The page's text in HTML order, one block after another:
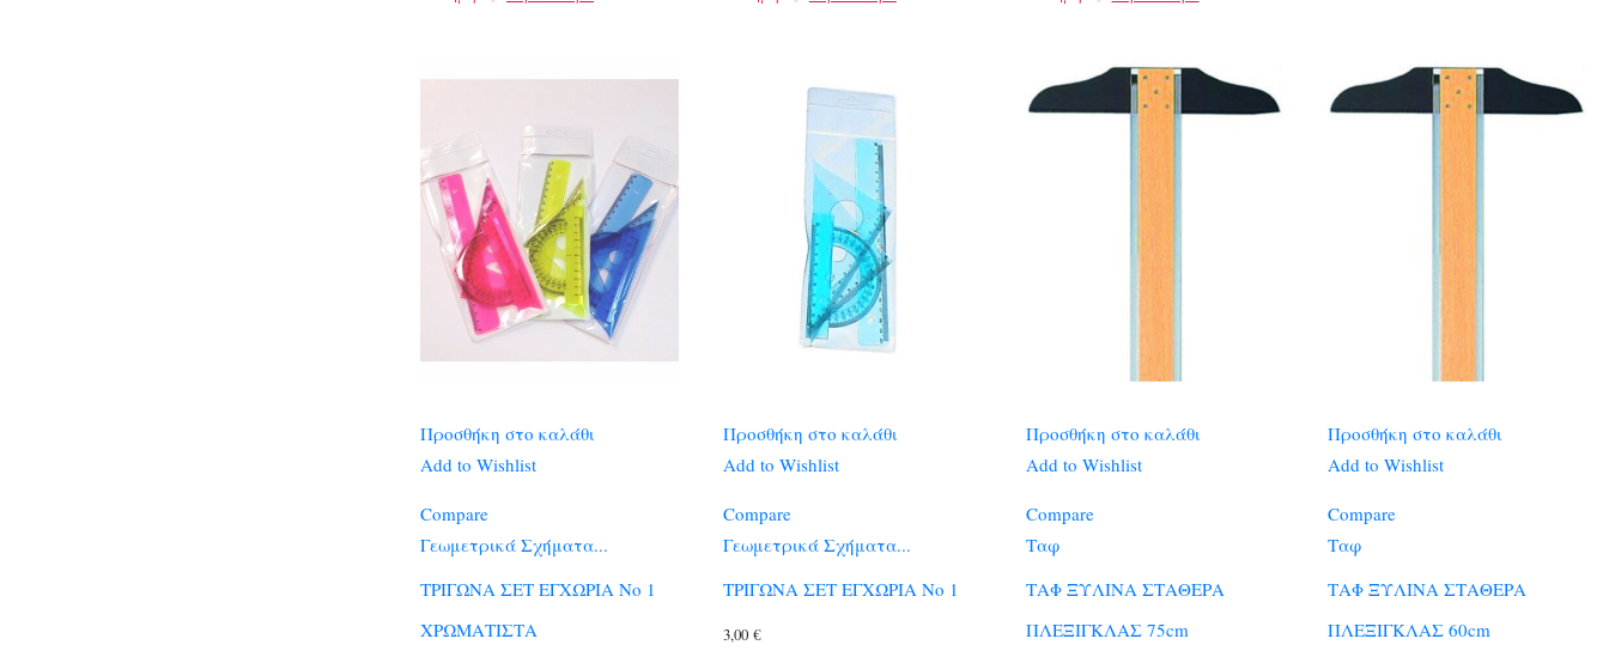
Προσθήκη στο καλάθι
Add to Wishlist
Compare
Γεωμετρικά Σχήματα...
ΤΡΙΓΩΝΑ ΣΕΤ ΕΓΧΩΡΙΑ Νο 1
ΧΡΩΜΑΤΙΣΤΑ
Προσθήκη στο καλάθι
Add to Wishlist
Compare
Γεωμετρικά Σχήματα...
ΤΡΙΓΩΝΑ ΣΕΤ ΕΓΧΩΡΙΑ Νο 1
3,00 €
Προσθήκη στο καλάθι
Add to Wishlist
Compare
Ταφ
ΤΑΦ ΞΥΛΙΝΑ ΣΤΑΘΕΡΑ
ΠΛΕΞΙΓΚΛΑΣ 75cm
Προσθήκη στο καλάθι
Add to Wishlist
Compare
Ταφ
ΤΑΦ ΞΥΛΙΝΑ ΣΤΑΘΕΡΑ
ΠΛΕΞΙΓΚΛΑΣ 60cm